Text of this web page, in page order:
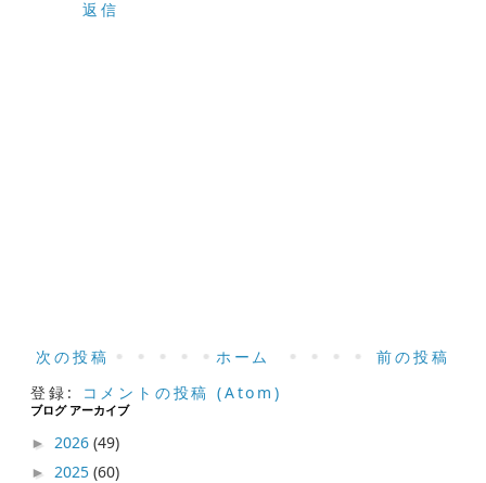
返信
次の投稿 前の投稿
ホーム
登録:
コメントの投稿 (Atom)
ブログ アーカイブ
►2026(49)
► 2025(60)